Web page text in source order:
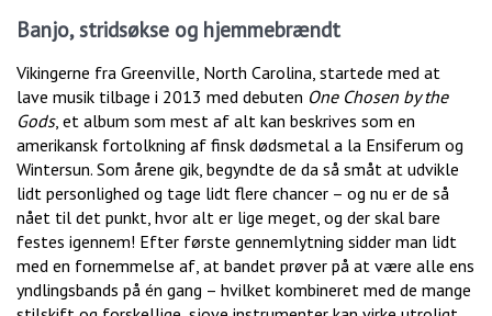
Banjo, stridsøkse og hjemmebrændt
Vikingerne fra Greenville, North Carolina, startede med at
lave musik tilbage i 2013 med debuten One Chosen by the
Gods, et album som mest af alt kan beskrives som en
amerikansk fortolkning af finsk dødsmetal a la Ensiferum og
Wintersun. Som årene gik, begyndte de da så småt at udvikle
lidt personlighed og tage lidt flere chancer – og nu er de så
nået til det punkt, hvor alt er lige meget, og der skal bare
festes igennem! Efter første gennemlytning sidder man lidt
med en fornemmelse af, at bandet prøver på at være alle ens
yndlingsbands på én gang – hvilket kombineret med de mange